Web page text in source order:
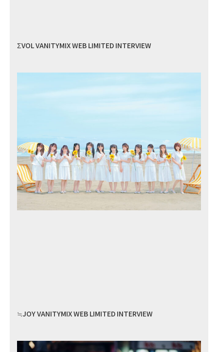
ΣVOL VANITYMIX WEB LIMITED INTERVIEW
≒JOY VANITYMIX WEB LIMITED INTERVIEW